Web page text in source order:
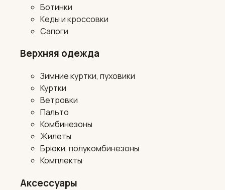
Ботинки
Кеды и кроссовки
Сапоги
Верхняя одежда
Зимние куртки, пуховики
Куртки
Ветровки
Пальто
Комбинезоны
Жилеты
Брюки, полукомбинезоны
Комплекты
Аксессуары